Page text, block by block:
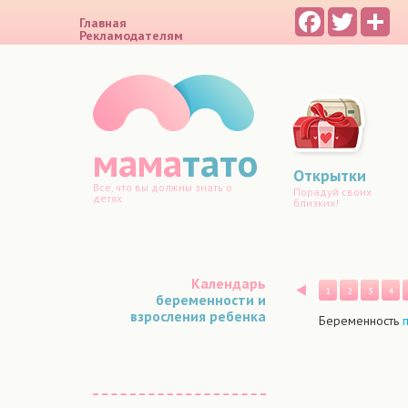
Главная
Рекламодателям
FacebookTwitter
маматато
Все, что вы должны знать о
детях
Открытки
Порадуй своих
близких!
Календарь
беременности и
взросления ребенка
Назад
1 2 3 4
Беременность